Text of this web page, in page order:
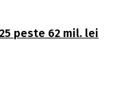
peste 62 mil. lei